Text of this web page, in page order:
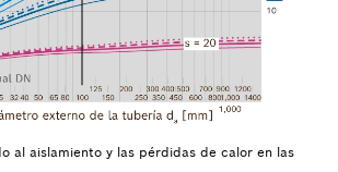
al aislamiento y las pérdidas de calor en las